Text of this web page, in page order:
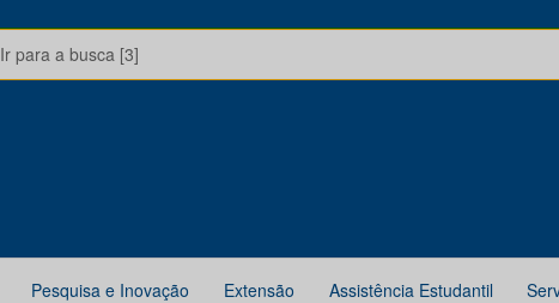
Ir para a busca [3]
Pesquisa e Inovação Extensão Assistência Estudantil